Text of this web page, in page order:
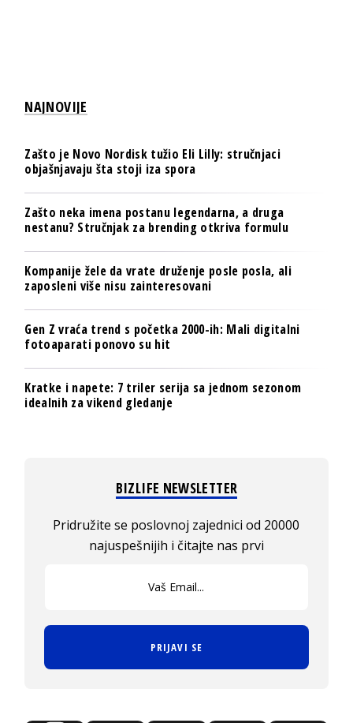
NAJNOVIJE
Zašto je Novo Nordisk tužio Eli Lilly: stručnjaci
objašnjavaju šta stoji iza spora
Zašto neka imena postanu legendarna, a druga
nestanu? Stručnjak za brending otkriva formulu
Kompanije žele da vrate druženje posle posla, ali
zaposleni više nisu zainteresovani
Gen Z vraća trend s početka 2000-ih: Mali digitalni
fotoaparati ponovo su hit
Kratke i napete: 7 triler serija sa jednom sezonom
idealnih za vikend gledanje
BIZLIFE NEWSLETTER
Pridružite se poslovnoj zajednici od 20000
najuspešnijih i čitajte nas prvi
PRIJAVI SE